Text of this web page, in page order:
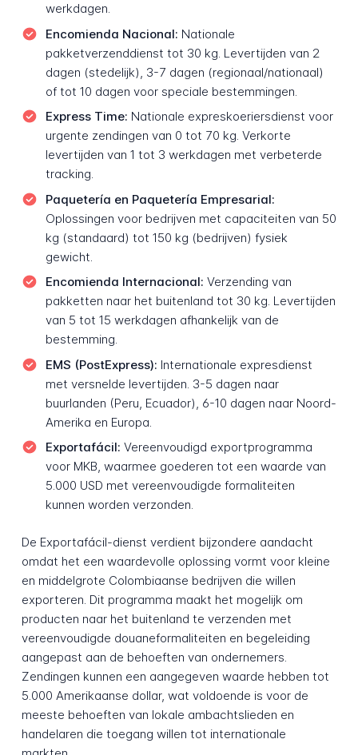
werkdagen.
Encomienda Nacional: Nationale
pakketverzenddienst tot 30 kg. Levertijden van 2
dagen (stedelijk), 3-7 dagen (regionaal/nationaal)
of tot 10 dagen voor speciale bestemmingen.
Express Time: Nationale expreskoeriersdienst voor
urgente zendingen van 0 tot 70 kg. Verkorte
levertijden van 1 tot 3 werkdagen met verbeterde
tracking.
Paquetería en Paquetería Empresarial:
Oplossingen voor bedrijven met capaciteiten van 50
kg (standaard) tot 150 kg (bedrijven) fysiek
gewicht.
Encomienda Internacional: Verzending van
pakketten naar het buitenland tot 30 kg. Levertijden
van 5 tot 15 werkdagen afhankelijk van de
bestemming.
EMS (PostExpress): Internationale expresdienst
met versnelde levertijden. 3-5 dagen naar
buurlanden (Peru, Ecuador), 6-10 dagen naar Noord-
Amerika en Europa.
Exportafácil: Vereenvoudigd exportprogramma
voor MKB, waarmee goederen tot een waarde van
5.000 USD met vereenvoudigde formaliteiten
kunnen worden verzonden.
De Exportafácil-dienst verdient bijzondere aandacht
omdat het een waardevolle oplossing vormt voor kleine
en middelgrote Colombiaanse bedrijven die willen
exporteren. Dit programma maakt het mogelijk om
producten naar het buitenland te verzenden met
vereenvoudigde douaneformaliteiten en begeleiding
aangepast aan de behoeften van ondernemers.
Zendingen kunnen een aangegeven waarde hebben tot
5.000 Amerikaanse dollar, wat voldoende is voor de
meeste behoeften van lokale ambachtslieden en
handelaren die toegang willen tot internationale